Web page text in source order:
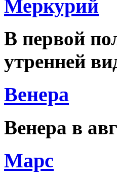
Меркурий
В первой
утренней
Венера
Венера в
Марс